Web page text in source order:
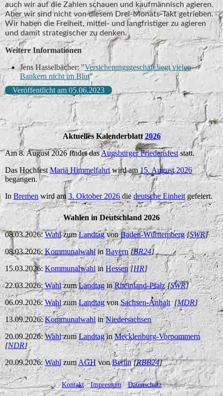
auch wir auf die Zahlen schauen und kaufmännisch agieren.
Aber wir sind nicht von diesem Drei-Monats-Takt getrieben.
Wir haben die Freiheit, mittel- und langfristiger zu agieren
und damit strategischer zu denken.
Weitere Informationen
Jens Hasselbächer: "Versicherungsgeschäft liegt vielen
Bankern nicht im Blut"
Veröffentlicht am 05.06.2023
Aktuelles Kalenderblatt2026
Am 8. August 2026 findet dasAugsburger Friedensfeststatt.
Das HochfestMariä Himmelfahrtwird am15. August 2026
begangen.
In Bremen wird am 3. Oktober 2026 diedeutsche Einheit gefeiert.
Wahlen in Deutschland 2026
08.03.2026:WahlzumLandtagvonBaden-Württemberg [SWR]
08.03.2026:KommunalwahlinBayern [BR24]
15.03.2026: Kommunalwahl inHessen[HR]
22.03.2026:WahlzumLandtaginRheinland-Pfalz [SWR]
06.09.2026:WahlzumLandtagvonSachsen-Anhalt [MDR]
13.09.2026:Kommunalwahl inNiedersachsen
20.09.2026:WahlzumLandtaginMecklenburg-Vorpommern
[NDR]
20.09.2026:WahlzumAGHvonBerlin[RBB24]
Kontakt-Impressum-Datenschutz